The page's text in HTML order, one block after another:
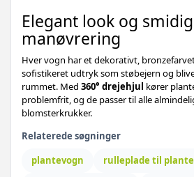
Elegant look og smidig
manøvrering
Hver vogn har et dekorativt,
sofistikeret udtryk som støbejern og
rummet. Med 360° drejehjul kører
problemfrit, og de passer til alle
blomsterkrukker.
Relaterede søgninger
plantevogn
rulleplade til